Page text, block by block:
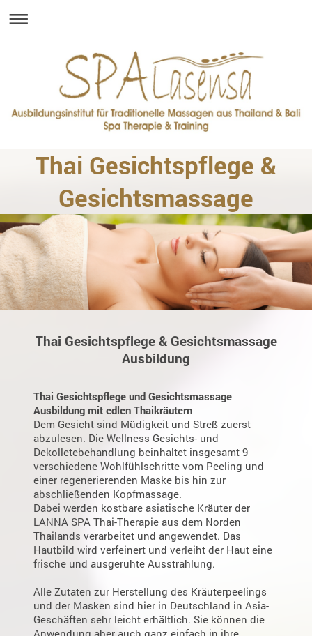
Thai Gesichtspflege &
Gesichtsmassage
Thai Gesichtspflege & Gesichtsmassage
Ausbildung
Thai Gesichtspflege und Gesichtsmassage
Ausbildung mit edlen Thaikräutern
Dem Gesicht sind Müdigkeit und Streß zuerst
abzulesen. Die Wellness Gesichts- und
Dekolletebehandlung beinhaltet insgesamt 9
verschiedene Wohlfühlschritte vom Peeling und
einer regenerierenden Maske bis hin zur
abschließenden Kopfmassage.
Dabei werden kostbare asiatische Kräuter der
LANNA SPA Thai-Therapie aus dem Norden
Thailands verarbeitet und angewendet. Das
Hautbild wird verfeinert und verleiht der Haut eine
frische und ausgeruhte Ausstrahlung.
Alle Zutaten zur Herstellung des Kräuterpeelings
und der Masken sind hier in Deutschland in Asia-
Geschäften sehr leicht erhältlich. Sie können die
Anwendung aber auch ganz einfach in ihre